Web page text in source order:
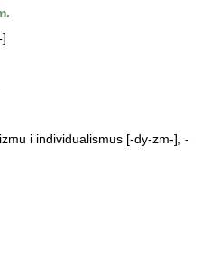
i individualismus [-dy-zm-], -